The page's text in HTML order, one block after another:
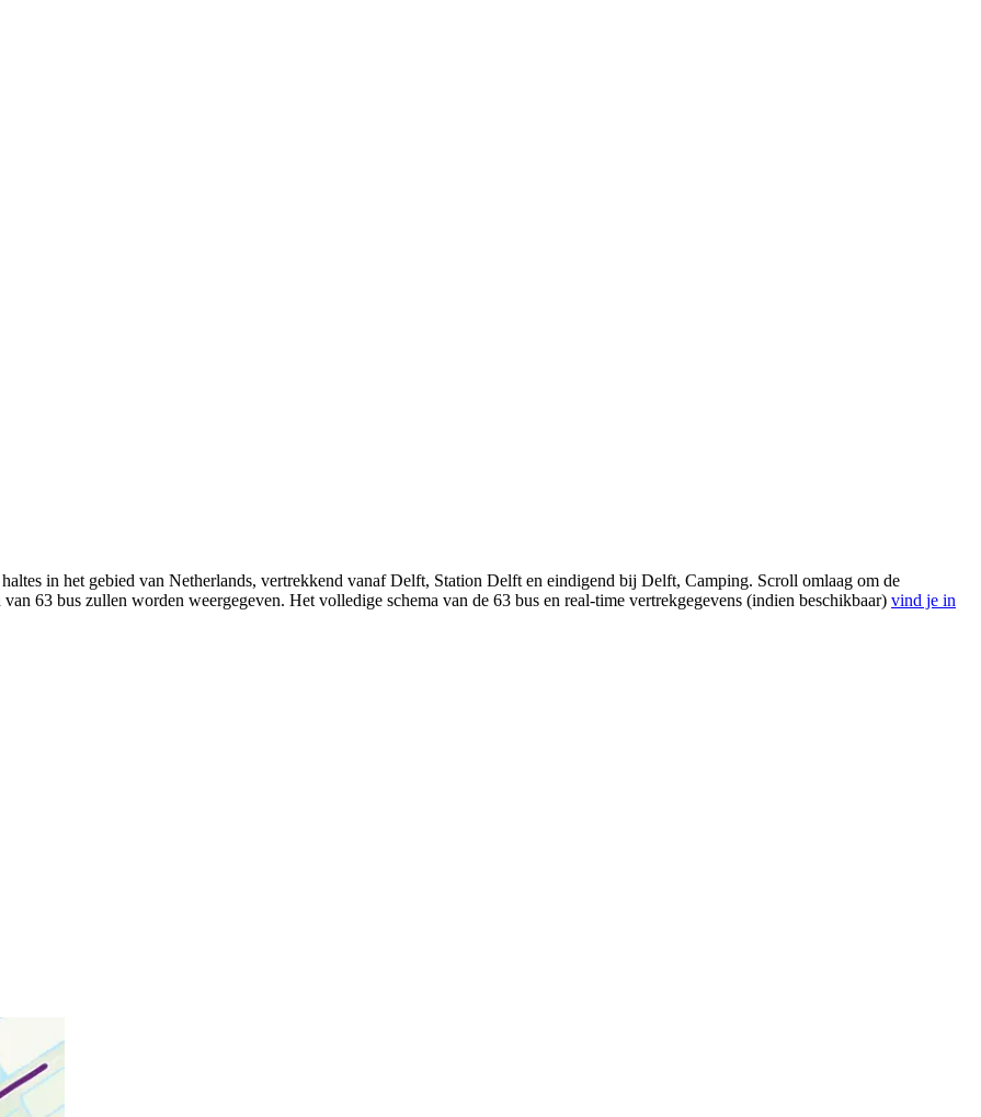
in het gebied van Netherlands, vertrekkend vanaf Delft, Station Delft en eindigend bij Delft, Camping. Scroll omlaag om de
63 bus zullen worden weergegeven. Het volledige schema van de 63 bus en real-time vertrekgegevens (indien beschikbaar) vind je in